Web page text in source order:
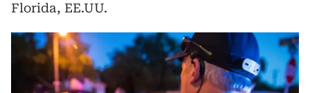
Florida, EE.UU.